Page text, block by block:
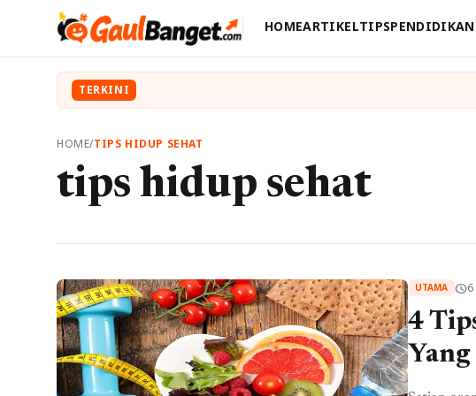
HOMEARTIKELTIPSPENDIDIKAN
TERKINI
HOME/TIPS HIDUP SEHAT
tips hidup sehat
UTAMA schedule
4